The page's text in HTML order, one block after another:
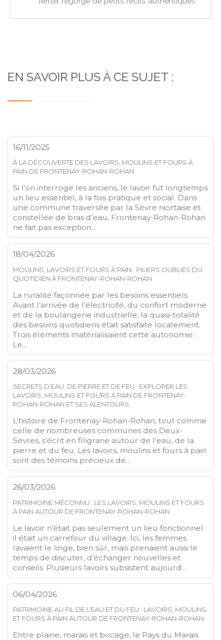
EN SAVOIR PLUS À CE SUJET :
16/11/2025
À LA DÉCOUVERTE DES LAVOIRS, MOULINS ET FOURS À
PAIN DE FRONTENAY-ROHAN-ROHAN
Si l’on interroge les anciens, le lavoir fut longtemps
un lieu essentiel, à la fois pratique et social. Dans
une commune traversée par la Sèvre niortaise et
constellée de bras d’eau, Frontenay-Rohan-Rohan
ne fait pas exception...
18/04/2026
MOULINS, LAVOIRS ET FOURS À PAIN : PILIERS OUBLIÉS DU
QUOTIDIEN À FRONTENAY-ROHAN-ROHAN
La ruralité façonnée par les besoins essentiels
Avant l’arrivée de l’électricité, du confort moderne
et de la boulangerie industrielle, la quasi-totalité
des besoins quotidiens était satisfaite localement.
Trois éléments matérialisaient cette autonomie :
Le...
28/03/2026
SECRETS D’EAU, DE PIERRE ET DE FEU : EXPLORER LES
LAVOIRS, MOULINS ET FOURS À PAIN DE FRONTENAY-
ROHAN-ROHAN ET SES ALENTOURS
L’histoire de Frontenay-Rohan-Rohan, tout comme
celle de nombreuses communes des Deux-
Sèvres, s’écrit en filigrane autour de l’eau, de la
pierre et du feu. Les lavoirs, moulins et fours à pain
sont des témoins précieux de...
26/03/2026
PATRIMOINE MÉCONNU : LES LAVOIRS, MOULINS ET FOURS
À PAIN AUTOUR DE FRONTENAY-ROHAN-ROHAN
Le lavoir n’était pas seulement un lieu fonctionnel :
il était un carrefour du village. Ici, les femmes
lavaient le linge, bien sûr, mais prenaient aussi le
temps de discuter, d’échanger nouvelles et
conseils. Plusieurs lavoirs subsistent aujourd...
06/04/2026
PATRIMOINE AU FIL DE L’EAU ET DU FEU : LAVOIRS, MOULINS
ET FOURS À PAIN AUTOUR DE FRONTENAY-ROHAN-ROHAN
Entre plaine, marais et bocage, le Pays du Marais